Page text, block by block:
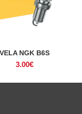
VELA NGK B6S
3.00€